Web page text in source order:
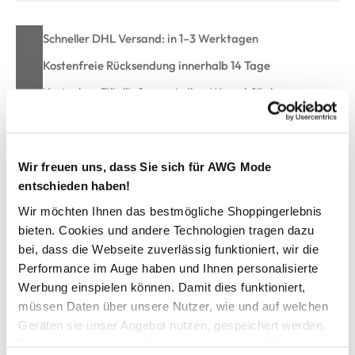
Wir freuen uns, dass Sie sich für AWG Mode
entschieden haben!
Wir möchten Ihnen das bestmögliche Shoppingerlebnis
bieten. Cookies und andere Technologien tragen dazu
bei, dass die Webseite zuverlässig funktioniert, wir die
Performance im Auge haben und Ihnen personalisierte
Werbung einspielen können. Damit dies funktioniert,
müssen Daten über unsere Nutzer, wie und auf welchen
Geräten sie unser Angebot nutzen, gespeichert werden.
Schneller DHL Versand: in 1–3 Werktagen
Kostenfreie Rücksendung innerhalb 14 Tage
Kostenlose Filiallieferung in Ihre Wunschfiliale
Hailys LG HW C JN KA44 Jeans
Modische Damen Jeans mit weitem Beinverlauf von Hailys
Breiter High-Waist-Bund mit Gürtelschlaufen für guten Sitz
Klassisches Five-Pocket-Design mit praktischen
Gesäßtaschen
Lässige Wide-Leg-Passform für eine moderne Silhouette